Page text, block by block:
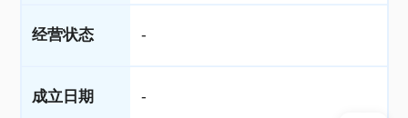
经营状态 -
成立日期 -